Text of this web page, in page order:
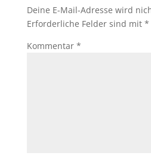
Deine E-Mail-Adresse wird
Erforderliche Felder sind mit *
Kommentar *